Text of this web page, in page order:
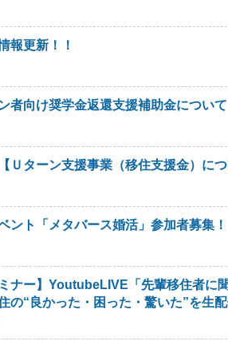
報更新！！
者向け奨学金返還支援補助金について
Ｕターン支援事業（移住支援金）につ
ント「メタバース婚活」参加者募集！
ナー】YoutubeLIVE「先輩移住者に
の“良かった・困った・驚いた”を生